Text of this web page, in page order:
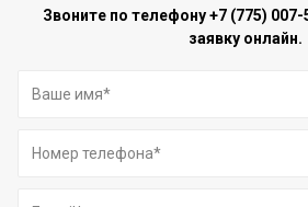
Звоните по телефону+7 (775) 007-
заявку онлайн.